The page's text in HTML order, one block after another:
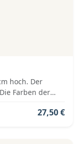
hoch. Der
Farben der
27,50 €